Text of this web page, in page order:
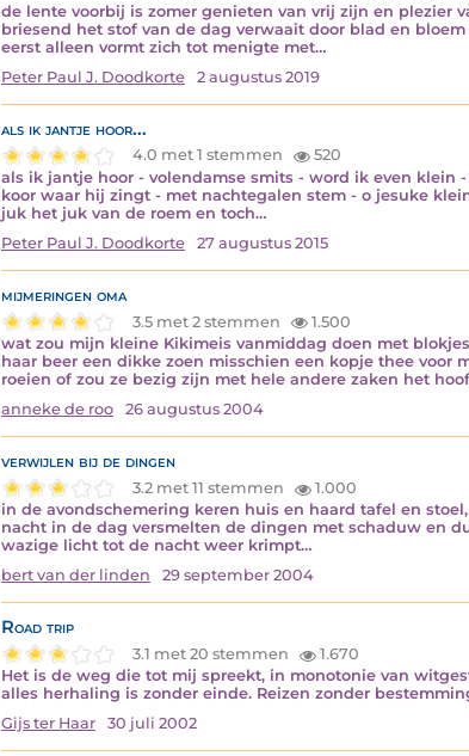
de lente voorbij is zomer genieten van vrij zijn en plezier
briesend het stof van de dag verwaait door blad en
eerst alleen vormt zich tot menigte met…
Peter Paul J. Doodkorte
2 augustus 2019
als ik jantje hoor...
4.0 met 1 stemmen
520
als ik jantje hoor - volendamse smits - word ik even
koor waar hij zingt - met nachtegalen stem - o jesuke
juk het juk van de roem en toch…
Peter Paul J. Doodkorte
27 augustus 2015
mijmeringen oma
3.5 met 2 stemmen
1.500
wat zou mijn kleine Kikimeis vanmiddag doen met
haar beer een dikke zoen misschien een kopje thee voor
roeien of zou ze bezig zijn met hele andere zaken het
anneke de roo
26 augustus 2004
verwijlen bij de dingen
3.2 met 11 stemmen
1.000
in de avondschemering keren huis en haard tafel en
nacht in de dag versmelten de dingen met schaduw en
wazige licht tot de nacht weer krimpt…
bert van der linden
29 september 2004
Road trip
3.1 met 20 stemmen
1.670
Het is de weg die tot mij spreekt, in monotonie van
alles herhaling is zonder einde. Reizen zonder
Gijs ter Haar
30 juli 2002